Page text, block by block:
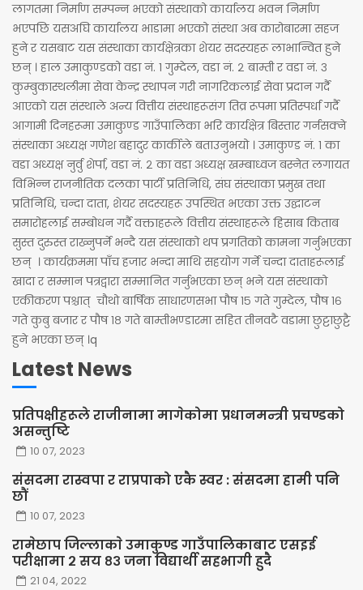
लागतमा निर्माण सम्पन्न भएको संस्थाको कार्यालय भवन निर्माण
भएपछि यसअघि कार्यालय भाडामा भएको संस्था अब कारोबारमा सहज
हुने र यसबाट यस संस्थाका कार्यक्षेत्रका शेयर सदस्यहरू लाभान्वित हुने
छन् । हाल उमाकुण्डको वडा नं. १ गुम्देल, वडा नं. २ बाम्ती र वडा नं. ३
कुम्बुकास्थलीमा सेवा केन्द्र स्थापन गरी नागरिकलाई सेवा प्रदान गर्दै
आएको यस संस्थाले अन्य वित्तीय संस्थाहरूसंग तिव्र रूपमा प्रतिस्पर्धा गर्दै
आगामी दिनहरूमा उमाकुण्ड गाउँपालिका भरि कार्यक्षेत्र बिस्तार गर्नसक्ने
संस्थाका अध्यक्ष गणेश बहादुर कार्कीले बताउनुभयो । उमाकुण्ड नं. १ का
वडा अध्यक्ष नुर्वु शेर्पा, वडा नं. २ का वडा अध्यक्ष खम्बाध्वज बस्नेत लगायत
विभिन्न राजनीतिक दलका पार्टी प्रतिनिधि, संघ संस्थाका प्रमुख तथा
प्रतिनिधि, चन्दा दाता, शेयर सदस्यहरू उपस्थित भएका उक्त उद्घाटन
समारोहलाई सम्बोधन गर्दै वक्ताहरूले वित्तीय संस्थाहरूले हिसाब किताब
सुस्त दुरुस्त राख्नुपर्ने भन्दै यस संस्थाको थप प्रगतिको कामना गर्नुभएका
छन् । कार्यक्रममा पाँच हजार भन्दा माथि सहयोग गर्ने चन्दा दाताहरूलाई
खादा र सम्मान पत्रद्वारा सम्मानित गर्नुभएका छन् भने यस संस्थाको
एकीकरण पश्चात् चौथो बार्षिक साधारणसभा पौष १५ गते गुम्देल, पौष १६
गते कुबु बजार र पौष १८ गते बाम्तीभण्डारमा सहित तीनवटै वडामा छुट्टाछुट्टै
हुने भएका छन् ।q
Latest News
प्रतिपक्षीहरूले राजीनामा मागेकोमा प्रधानमन्त्री प्रचण्डको
असन्तुष्टि
10 07, 2023
संसदमा रास्वपा र राप्रपाको एकै स्वर : संसदमा हामी पनि
छौं
10 07, 2023
रामेछाप जिल्लाकाे उमाकुण्ड गाउँपालिकाबाट एसइई
परीक्षामा २ सय ८३ जना विद्यार्थी सहभागी हुदै
21 04, 2022